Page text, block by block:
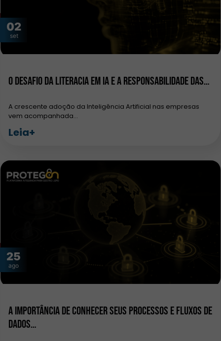
02
set
O Desafio da Literacia em IA e a Responsabilidade das…
A crescente adoção da Inteligência Artificial nas empresas
vem acompanhada…
Leia+
25
ago
A importância de conhecer seus processos e fluxos de
dados…